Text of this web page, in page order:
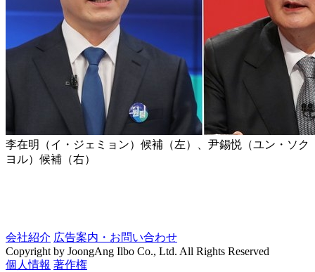
李在明（イ・ジェミョン）候補（左）、尹錫悦（ユン・ソク
ヨル）候補（右）
会社紹介 広告案内・お問い合わせ
Copyright by JoongAng Ilbo Co., Ltd. All Rights Reserved
個人情報 著作権